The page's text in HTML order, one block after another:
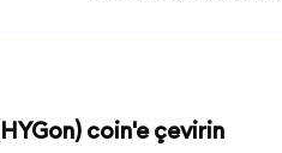
coin'e çevirin